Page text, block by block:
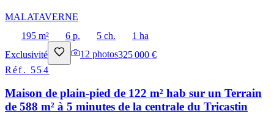
MALATAVERNE
195 m²
6 p. 5 ch.
1 ha
Exclusivité
12 photos325 000 €
Réf. 554
Maison de plain-pied de 122 m² hab sur un Terrain
de 588 m² à 5 minutes de la centrale du Tricastin